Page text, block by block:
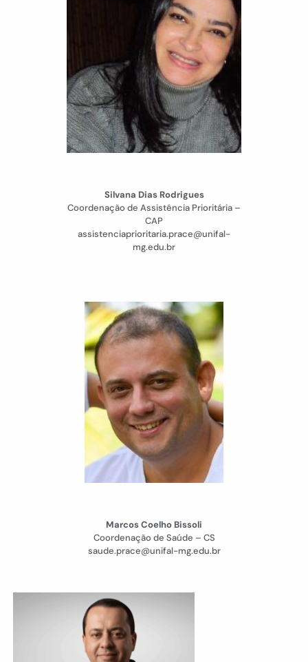
Silvana Dias Rodrigues
Coordenação de Assistência Prioritária –
CAP
assistenciaprioritaria.prace@unifal-
mg.edu.br
Marcos Coelho Bissoli
Coordenação de Saúde – CS
saude.prace@unifal-mg.edu.br